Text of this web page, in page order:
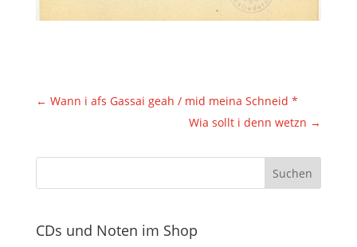
← Wann i afs Gassai geah / mid meina Schneid *
Wia sollt i denn wetzn →
CDs und Noten im Shop